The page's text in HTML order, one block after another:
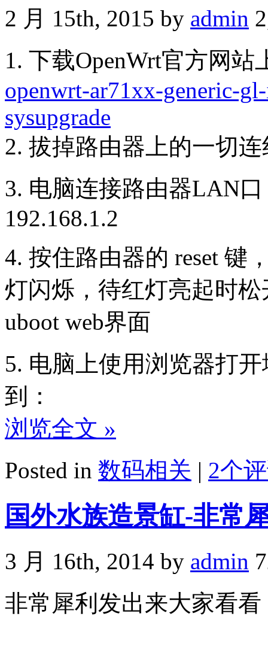
2 月 15th, 2015 by admin
1. 下载OpenWrt官方网
openwrt-ar71xx-generic-
sysupgrade
2. 拔掉路由器上的一切
3. 电脑连接路由器LAN
192.168.1.2
4. 按住路由器的 reset 键
灯闪烁，待红灯亮起时
uboot web界面
5. 电脑上使用浏览器打
到：
浏览全文 »
Posted in 数码相关 | 2个
国外水族造景缸-非常
3 月 16th, 2014 by admin
非常犀利发出来大家看看